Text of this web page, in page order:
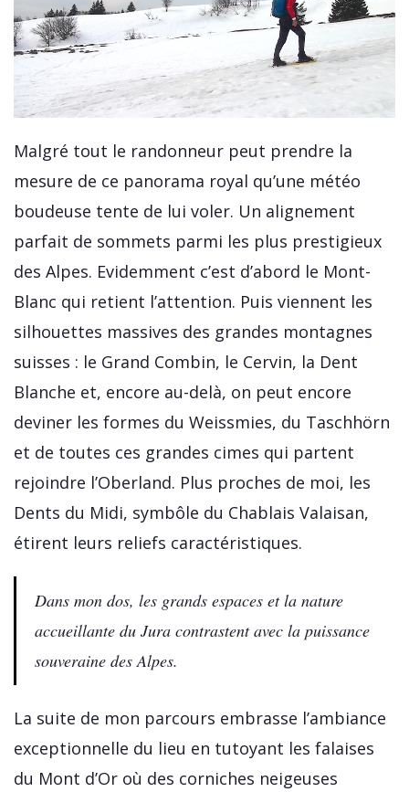
Malgré tout le randonneur peut prendre la
mesure de ce panorama royal qu’une météo
boudeuse tente de lui voler. Un alignement
parfait de sommets parmi les plus prestigieux
des Alpes. Evidemment c’est d’abord le Mont-
Blanc qui retient l’attention. Puis viennent les
silhouettes massives des grandes montagnes
suisses : le Grand Combin, le Cervin, la Dent
Blanche et, encore au-delà, on peut encore
deviner les formes du Weissmies, du Taschhörn
et de toutes ces grandes cimes qui partent
rejoindre l’Oberland. Plus proches de moi, les
Dents du Midi, symbôle du Chablais Valaisan,
étirent leurs reliefs caractéristiques.
Dans mon dos, les grands espaces et la nature
accueillante du Jura contrastent avec la puissance
souveraine des Alpes.
La suite de mon parcours embrasse l’ambiance
exceptionnelle du lieu en tutoyant les falaises
du Mont d’Or où des corniches neigeuses